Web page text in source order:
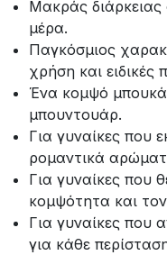
Μακράς διάρκειας
μέρα.
Παγκόσμιος
χρήση και ειδικές
Ένα κομψό
μπουντουάρ.
Για γυναίκες που
ρομαντικά
Για γυναίκες που
κομψότητα και
Για γυναίκες που
για κάθε